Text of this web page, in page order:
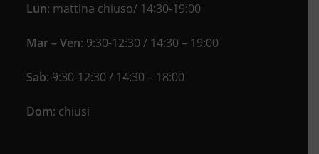
Lun: mattina chiuso/ 14:30-19:00
Mar – Ven: 9:30-12:30 / 14:30 – 19:00
Sab: 9:30-12:30 / 14:30 – 18:00
Dom: chiusi